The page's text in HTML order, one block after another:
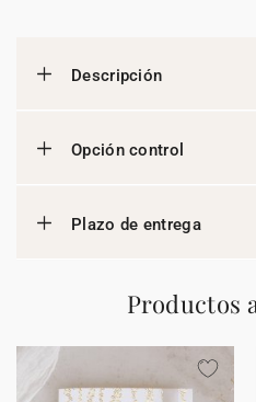
Descripción
Opción control
Plazo de entrega
Productos